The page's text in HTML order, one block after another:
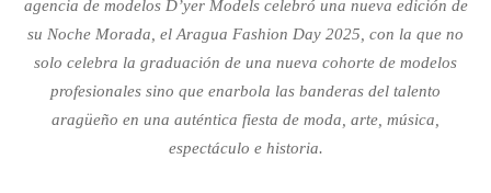
agencia de modelos D’yer Models celebró una nueva edición de
su Noche Morada, el Aragua Fashion Day 2025, con la que no
solo celebra la graduación de una nueva cohorte de modelos
profesionales sino que enarbola las banderas del talento
aragüeño en una auténtica fiesta de moda, arte, música,
espectáculo e historia.